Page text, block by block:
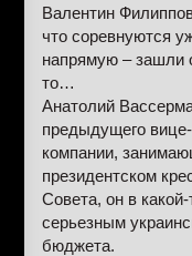
Валентин
что соревнуются
напрямую – зашли
то…
Анатолий
предыдущего
компании,
президентском
Совета, он в
серьезным
бюджета.